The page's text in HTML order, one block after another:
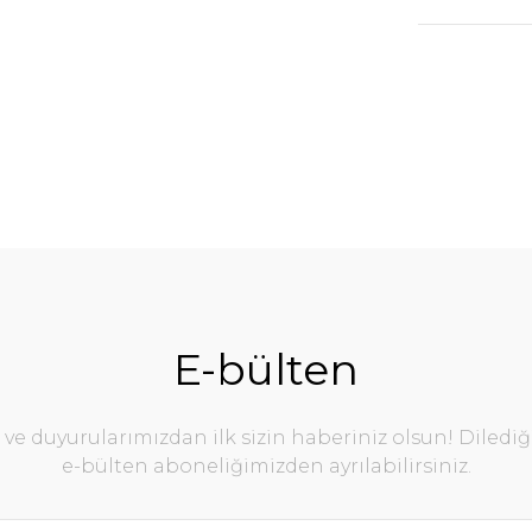
E-bülten
ve duyurularımızdan ilk sizin haberiniz olsun!
e-bülten aboneliğimizden ayrılabilirsiniz.